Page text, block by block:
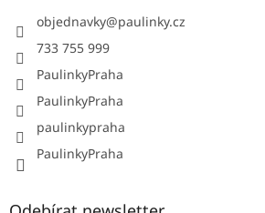
objednavky@paulinky.cz
733 755 999
PaulinkyPraha
PaulinkyPraha
paulinkypraha
PaulinkyPraha